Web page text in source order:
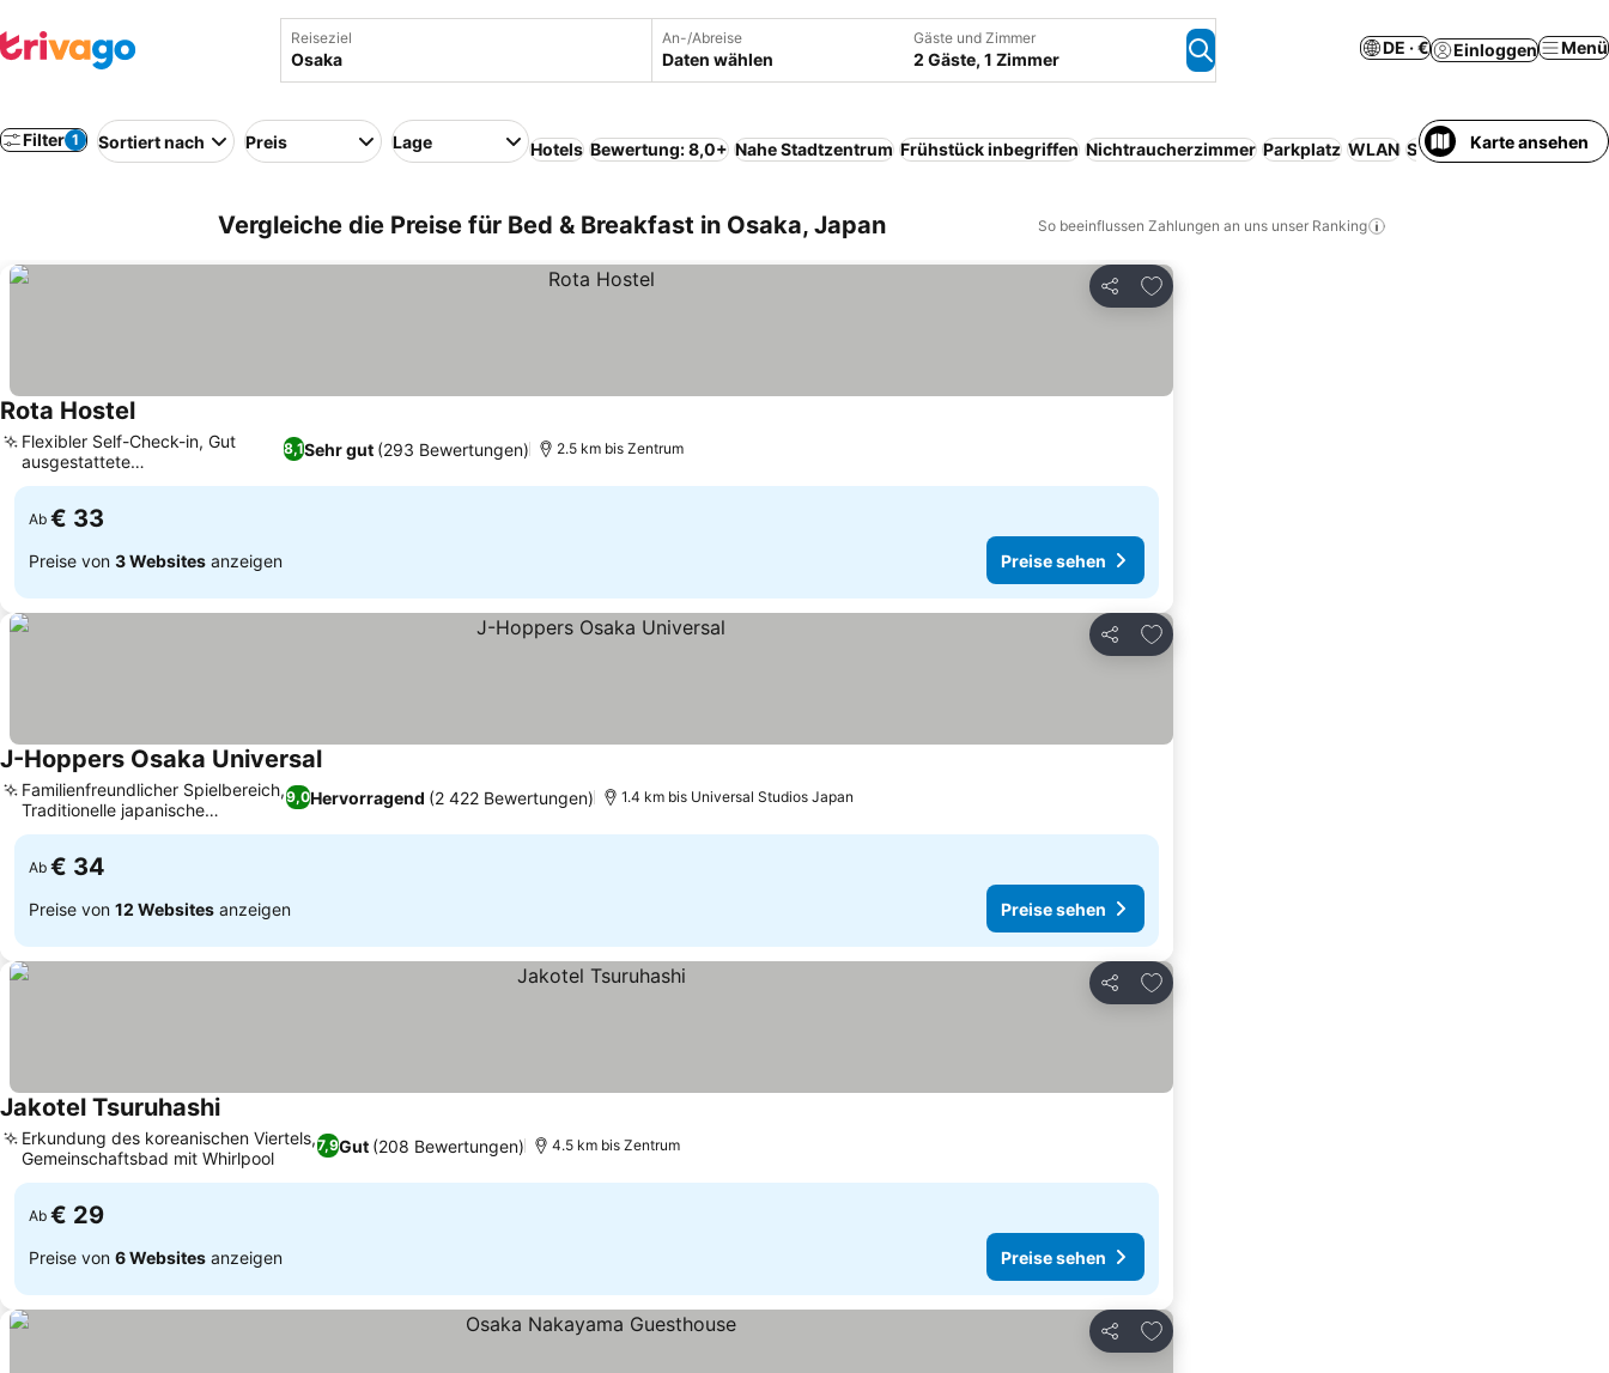
Reiseziel An-/Abreise
Daten wählen
Gäste und Zimmer
2 Gäste, 1 Zimmer
DE · € Einloggen Menü
Filter 1 Sortiert nach Preis Lage Hotels Bewertung: 8,0+ Nahe Stadtzentrum Frühstück inbegriffen Nichtraucherzimmer Parkplatz WLAN Serviced apartment Spa
Karte ansehen
Vergleiche die Preise für Bed & Breakfast in Osaka, Japan So beeinflussen Zahlungen an uns unser Ranking
Teilen
Zu Favoriten hinzufügen
Rota Hostel
8,1Sehr gut (293 Bewertungen)
Flexibler Self-Check-in, Gut
ausgestattete
Gemeinschaftsküche
2.5 km bis Zentrum
Ab € 33
Preise von 3 Websites anzeigen Preise sehen
Teilen
Zu Favoriten hinzufügen
J-Hoppers Osaka Universal
9,0Hervorragend (2 422 Bewertungen)
Familienfreundlicher Spielbereich,
Traditionelle japanische
Privatzimmer
1.4 km bis Universal Studios Japan
Ab € 34
Preise von 12 Websites anzeigen Preise sehen
Teilen
Zu Favoriten hinzufügen
Jakotel Tsuruhashi
7,9Gut (208 Bewertungen)
Erkundung des koreanischen Viertels,
Gemeinschaftsbad mit Whirlpool
4.5 km bis Zentrum
Ab € 29
Preise von 6 Websites anzeigen Preise sehen
Teilen
Zu Favoriten hinzufügen